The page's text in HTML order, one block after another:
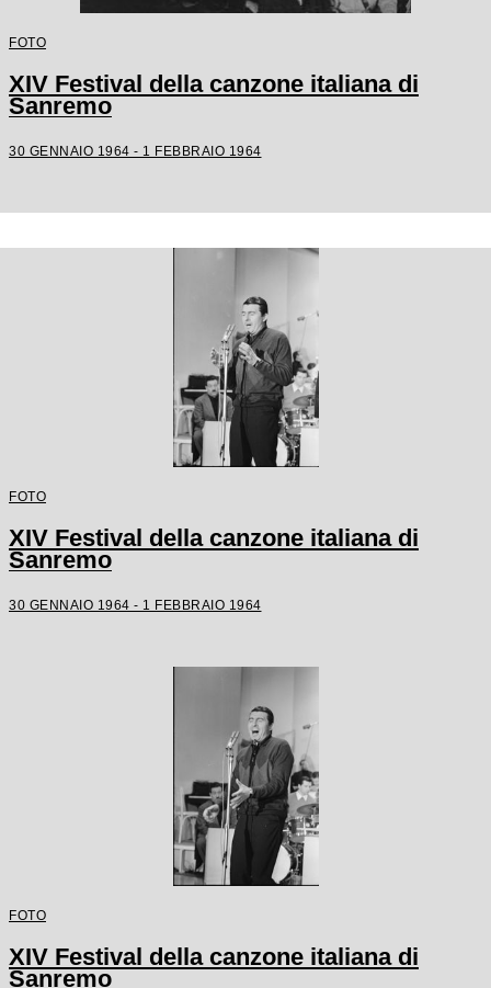
FOTO
XIV Festival della canzone italiana di
Sanremo
30 GENNAIO 1964 - 1 FEBBRAIO 1964
FOTO
XIV Festival della canzone italiana di
Sanremo
30 GENNAIO 1964 - 1 FEBBRAIO 1964
FOTO
XIV Festival della canzone italiana di
Sanremo